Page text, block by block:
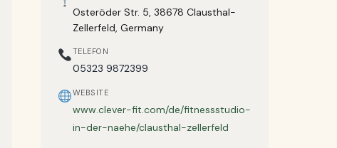
Osteröder Str. 5, 38678 Clausthal-
Zellerfeld, Germany
TELEFON
05323 9872399
WEBSITE
www.clever-fit.com/de/fitnessstudio-
in-der-naehe/clausthal-zellerfeld